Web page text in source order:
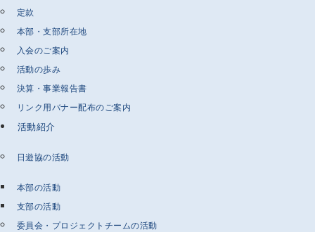
定款
本部・支部所在地
入会のご案内
活動の歩み
決算・事業報告書
リンク用バナー配布のご案内
活動紹介
日遊協の活動
本部の活動
支部の活動
委員会・プロジェクトチームの活動